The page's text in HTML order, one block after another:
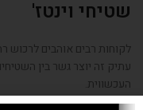
שטיחי וינטז'
לקוחות רבים אוהבים לרכוש
עתיק זה יוצר גשר בין
העכשווית.